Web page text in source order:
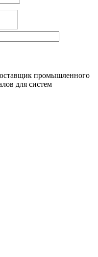
промышленного
для систем